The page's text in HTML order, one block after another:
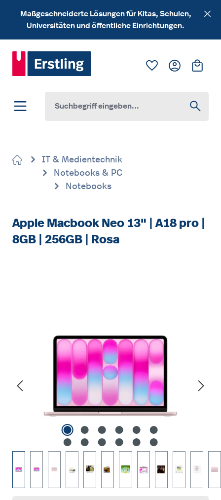
Zum Hauptinhalt springen
Maßgeschneiderte Lösungen für Kitas, Schulen,
Universitäten und öffentliche Einrichtungen.
Du hast 0
IT & Medientechnik
Notebooks & PC
Notebooks
Apple Macbook Neo 13" | A18 pro |
8GB | 256GB | Rosa